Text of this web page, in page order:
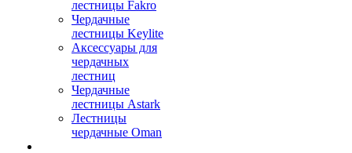
лестницы Fakro
Чердачные
лестницы Keylite
Аксессуары для
чердачных
лестниц
Чердачные
лестницы Astark
Лестницы
чердачные Oman